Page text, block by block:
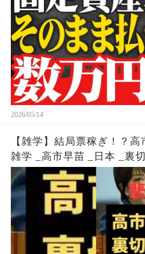
2026/05/14
【雑学】結局票稼ぎ！？高
雑学 _高市早苗 _日本 _裏